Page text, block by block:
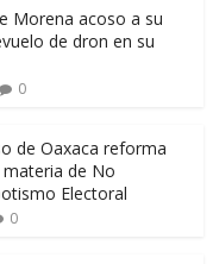
Morena acoso a su
de dron en su
0
de Oaxaca reforma
de No
Electoral
0